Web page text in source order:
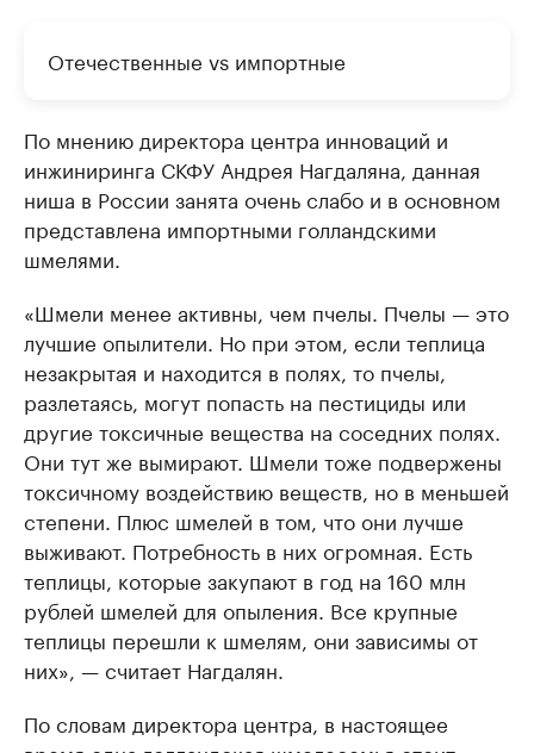
Отечественные vs импортные
По мнению директора центра инноваций и
инжиниринга СКФУ Андрея Нагдаляна, данная
ниша в России занята очень слабо и в основном
представлена импортными голландскими
шмелями.
«Шмели менее активны, чем пчелы. Пчелы — это
лучшие опылители. Но при этом, если теплица
незакрытая и находится в полях, то пчелы,
разлетаясь, могут попасть на пестициды или
другие токсичные вещества на соседних полях.
Они тут же вымирают. Шмели тоже подвержены
токсичному воздействию веществ, но в меньшей
степени. Плюс шмелей в том, что они лучше
выживают. Потребность в них огромная. Есть
теплицы, которые закупают в год на 160 млн
рублей шмелей для опыления. Все крупные
теплицы перешли к шмелям, они зависимы от
них», — считает Нагдалян.
По словам директора центра, в настоящее